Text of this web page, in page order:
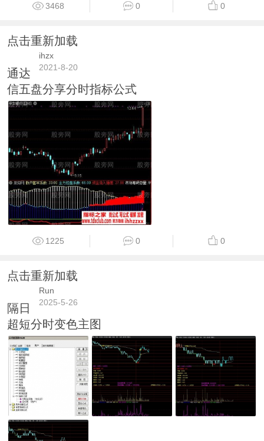
3468 0 0
点击重新加载
ihzx
2021-8-20
通达
信五盘分享分时指标公式
1225 0 0
点击重新加载
Run
2025-5-26
隔日
超短分时变色主图